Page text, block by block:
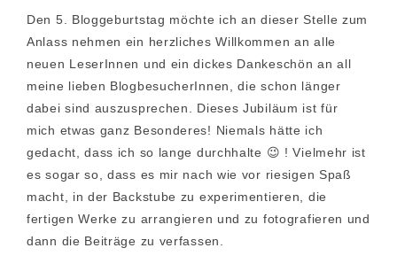
Den 5. Bloggeburtstag möchte ich an dieser Stelle zum
Anlass nehmen ein herzliches Willkommen an alle
neuen LeserInnen und ein dickes Dankeschön an all
meine lieben BlogbesucherInnen, die schon länger
dabei sind auszusprechen. Dieses Jubiläum ist für
mich etwas ganz Besonderes! Niemals hätte ich
gedacht, dass ich so lange durchhalte 😉 ! Vielmehr ist
es sogar so, dass es mir nach wie vor riesigen Spaß
macht, in der Backstube zu experimentieren, die
fertigen Werke zu arrangieren und zu fotografieren und
dann die Beiträge zu verfassen.